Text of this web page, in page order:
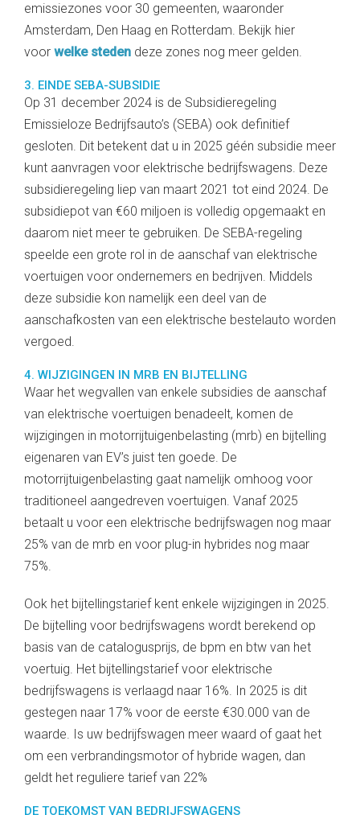
emissiezones voor 30 gemeenten, waaronder
Amsterdam, Den Haag en Rotterdam. Bekijk hier
voor welke steden deze zones nog meer gelden.
3. EINDE SEBA-SUBSIDIE
Op 31 december 2024 is de Subsidieregeling
Emissieloze Bedrijfsauto’s (SEBA) ook definitief
gesloten. Dit betekent dat u in 2025 géén subsidie meer
kunt aanvragen voor elektrische bedrijfswagens. Deze
subsidieregeling liep van maart 2021 tot eind 2024. De
subsidiepot van €60 miljoen is volledig opgemaakt en
daarom niet meer te gebruiken. De SEBA-regeling
speelde een grote rol in de aanschaf van elektrische
voertuigen voor ondernemers en bedrijven. Middels
deze subsidie kon namelijk een deel van de
aanschafkosten van een elektrische bestelauto worden
vergoed.
4. WIJZIGINGEN IN MRB EN BIJTELLING
Waar het wegvallen van enkele subsidies de aanschaf
van elektrische voertuigen benadeelt, komen de
wijzigingen in motorrijtuigenbelasting (mrb) en bijtelling
eigenaren van EV’s juist ten goede. De
motorrijtuigenbelasting gaat namelijk omhoog voor
traditioneel aangedreven voertuigen. Vanaf 2025
betaalt u voor een elektrische bedrijfswagen nog maar
25% van de mrb en voor plug-in hybrides nog maar
75%.
Ook het bijtellingstarief kent enkele wijzigingen in 2025.
De bijtelling voor bedrijfswagens wordt berekend op
basis van de catalogusprijs, de bpm en btw van het
voertuig. Het bijtellingstarief voor elektrische
bedrijfswagens is verlaagd naar 16%. In 2025 is dit
gestegen naar 17% voor de eerste €30.000 van de
waarde. Is uw bedrijfswagen meer waard of gaat het
om een verbrandingsmotor of hybride wagen, dan
geldt het reguliere tarief van 22%
DE TOEKOMST VAN BEDRIJFSWAGENS